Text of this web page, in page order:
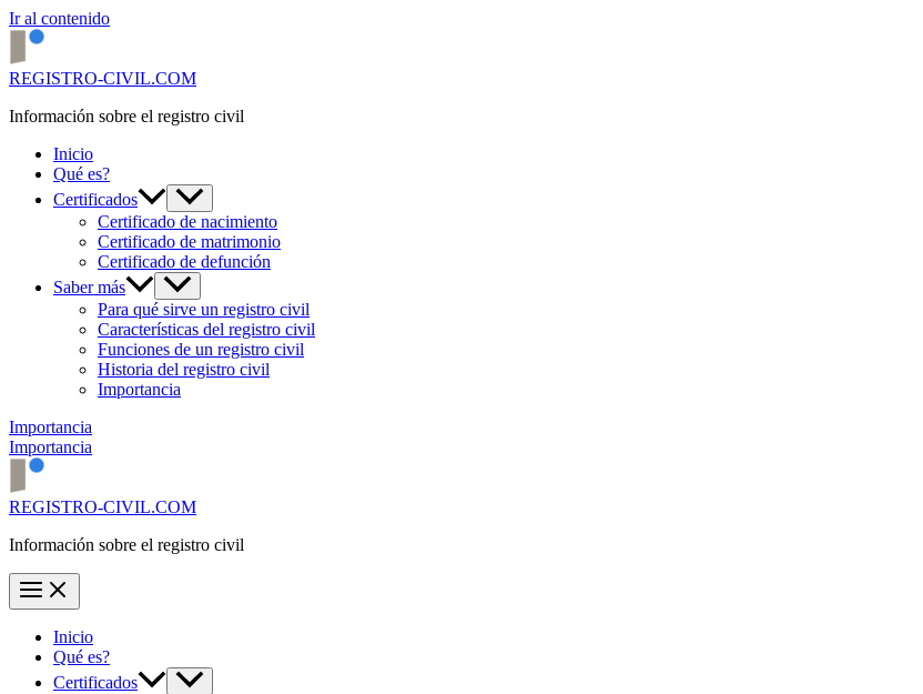
Ir al contenido
REGISTRO-CIVIL.COM
Información sobre el registro civil
Inicio
Qué es?
Certificados
Certificado de nacimiento
Certificado de matrimonio
Certificado de defunción
Saber más
Para qué sirve un registro civil
Características del registro civil
Funciones de un registro civil
Historia del registro civil
Importancia
Importancia
Importancia
REGISTRO-CIVIL.COM
Información sobre el registro civil
Inicio
Qué es?
Certificados